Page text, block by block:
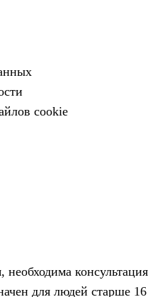
cookie
консультация
для людей старше 16